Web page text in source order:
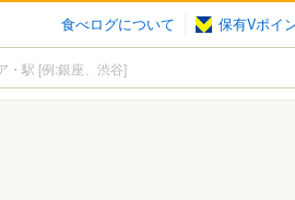
食べログについて 保有Vポイ